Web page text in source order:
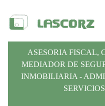
ASESORIA FISCAL,
MEDIADOR DE
INMOBILIARIA -